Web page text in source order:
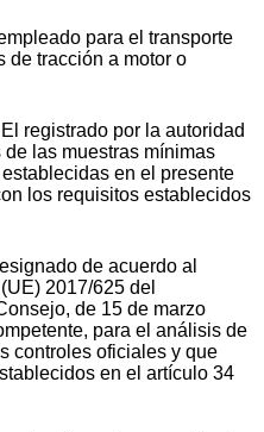
para el transporte
de tracción a motor o
registrado por la autoridad
las muestras mínimas
en el presente
los requisitos establecidos
de acuerdo al
2017/625 del
de 15 de marzo
para el análisis de
controles oficiales y que
en el artículo 34